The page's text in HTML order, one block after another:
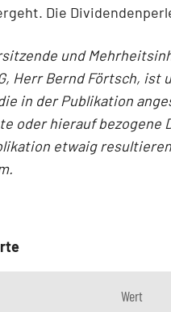
Die
und
Herr Bernd Förtsch,
in der Publikation
oder hierauf bezogene
etwaig
Wert